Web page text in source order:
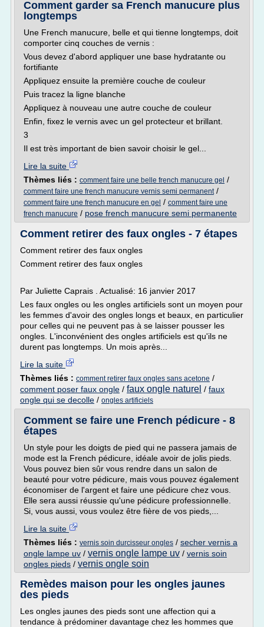
Comment garder sa French manucure plus
longtemps
Une French manucure, belle et qui tienne longtemps, doit
comporter cinq couches de vernis :
Vous devez d'abord appliquer une base hydratante ou
fortifiante
Appliquez ensuite la première couche de couleur
Puis tracez la ligne blanche
Appliquez à nouveau une autre couche de couleur
Enfin, fixez le vernis avec un gel protecteur et brillant.
3
Il est très important de bien savoir choisir le gel...
Lire la suite
Thèmes liés : comment faire une belle french manucure gel /
comment faire une french manucure vernis semi permanent/
comment faire une french manucure en gel / comment faire une
french manucure / pose french manucure semi permanente
Comment retirer des faux ongles - 7 étapes
Comment retirer des faux ongles
Comment retirer des faux ongles
Par Juliette Caprais . Actualisé: 16 janvier 2017
Les faux ongles ou les ongles artificiels sont un moyen pour
les femmes d'avoir des ongles longs et beaux, en particulier
pour celles qui ne peuvent pas à se laisser pousser les
ongles. L'inconvénient des ongles artificiels est qu'ils ne
durent pas longtemps. Un mois après...
Lire la suite
Thèmes liés : comment retirer faux ongles sans acetone /
comment poser faux ongle / faux ongle naturel / faux
ongle qui se decolle / ongles artificiels
Comment se faire une French pédicure - 8
étapes
Un style pour les doigts de pied qui ne passera jamais de
mode est la French pédicure, idéale avoir de jolis pieds.
Vous pouvez bien sûr vous rendre dans un salon de
beauté pour votre pédicure, mais vous pouvez également
économiser de l'argent et faire une pédicure chez vous.
Elle sera aussi réussie qu'une pédicure professionnelle.
Si, vous aussi, vous voulez être fière de vos pieds,...
Lire la suite
Thèmes liés : vernis soin durcisseur ongles / secher vernis a
ongle lampe uv / vernis ongle lampe uv / vernis soin
ongles pieds / vernis ongle soin
Remèdes maison pour les ongles jaunes
des pieds
Les ongles jaunes des pieds sont une affection qui a
tendance à prédominer davantage chez les hommes que